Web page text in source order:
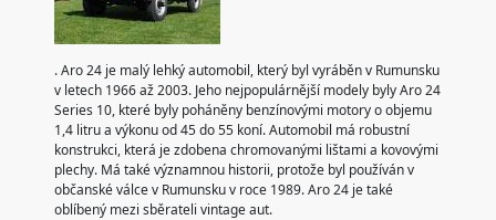
. Aro 24 je malý lehký automobil, který byl vyráběn v Rumunsku
v letech 1966 až 2003. Jeho nejpopulárnější modely byly Aro 24
Series 10, které byly poháněny benzínovými motory o objemu
1,4 litru a výkonu od 45 do 55 koní. Automobil má robustní
konstrukci, která je zdobena chromovanými lištami a kovovými
plechy. Má také významnou historii, protože byl používán v
občanské válce v Rumunsku v roce 1989. Aro 24 je také
oblíbený mezi sběrateli vintage aut.